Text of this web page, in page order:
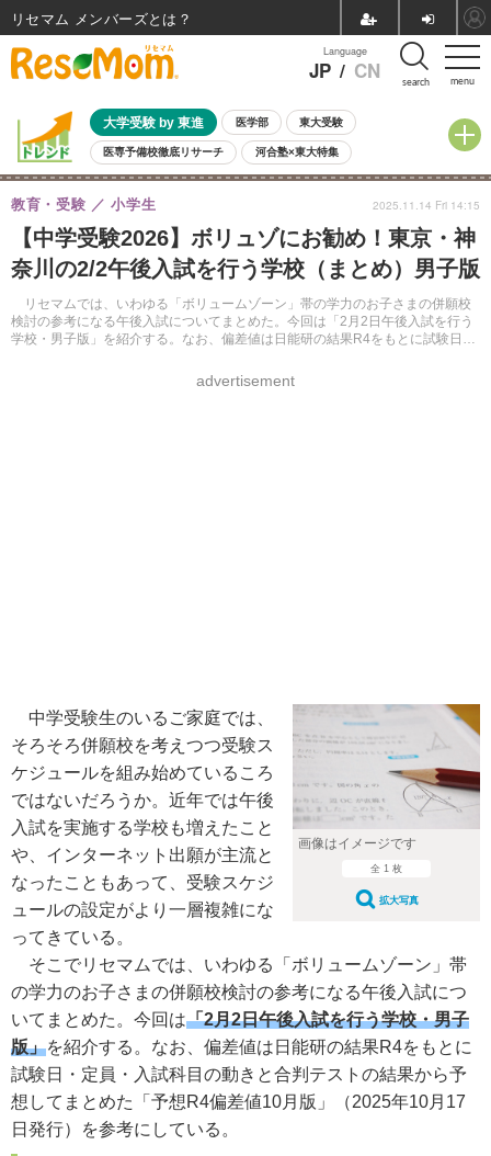
menu
Language
JP / CN search
大学受験 by 東進 医学部 東大受験
医専予備校徹底リサーチ 河合塾×東大特集
親子で考える大学選び 高校受験 中学受験 小学校受験
共通テスト 夏休み
8月開催イベント・WS 全国公立高校 過去問 人気記事
自由研究教材（小学生向け） 自由研究教材（中学生向け） ランキング
【中学受験2026】ボリュゾにお勧め！東京・神
奈川の2/2午後入試を行う学校（まとめ）男子版
リセマムでは、いわゆる「ボリュームゾーン」帯の学力のお子さまの併願校
検討の参考になる午後入試についてまとめた。今回は「2月2日午後入試を行う
学校・男子版」を紹介する。なお、偏差値は日能研の結果R4をもとに試験日・
教育・受験 小学生
advertisement
2025.11.14 Fri 14:15
画像はイメージです
全 1 枚
拡大写真
中学受験生のいるご家庭では、
そろそろ併願校を考えつつ受験ス
ケジュールを組み始めているころ
ではないだろうか。近年では午後
入試を実施する学校も増えたこと
や、インターネット出願が主流と
なったこともあって、受験スケジ
ュールの設定がより一層複雑にな
ってきている。
そこでリセマムでは、いわゆる「ボリュームゾーン」帯
の学力のお子さまの併願校検討の参考になる午後入試につ
いてまとめた。今回は「2月2日午後入試を行う学校・男子
版」を紹介する。なお、偏差値は日能研の結果R4をもとに
試験日・定員・入試科目の動きと合判テストの結果から予
想してまとめた「予想R4偏差値10月版」（2025年10月17
日発行）を参考にしている。
リセマム メンバーズ